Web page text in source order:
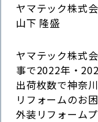
ヤマテック株式
山下 隆盛
ヤマテック株式
事で2022年・
出荷枚数で神奈
リフォームのお
外装リフォーム